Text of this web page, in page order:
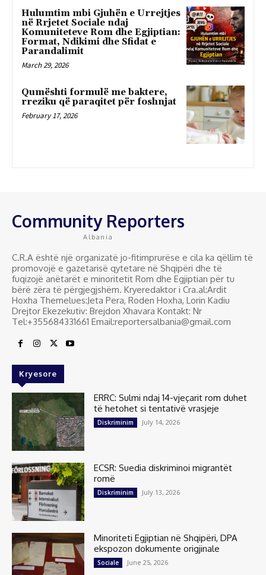
Hulumtim mbi Gjuhën e Urrejtjes
në Rrjetet Sociale ndaj
Komuniteteve Rom dhe Egjiptian:
Format, Ndikimi dhe Sfidat e
Parandalimit
March 29, 2026
Qumështi formulë me baktere,
rreziku që paraqitet për foshnjat
February 17, 2026
Community Reporters
Albania
C.R.A është një organizatë jo-fitimprurëse e cila ka qëllim të
promovojë e gazetarisë qytetare në Shqipëri dhe të
fuqizojë anëtarët e minoritetit Rom dhe Egjiptian për tu
bërë zëra të përgjegjshëm. Kryeredaktor i Cra.al:Ardit
Hoxha Themelues:Jeta Pera, Roden Hoxha, Lorin Kadiu
Drejtor Ekezekutiv: Brejdon Xhavara Kontakt: Nr
Tel:+355684331661 Email:reportersalbania@gmail.com
Kryesore
ERRC: Sulmi ndaj 14-vjeçarit rom duhet
të hetohet si tentativë vrasjeje
Diskriminim July 14, 2026
ECSR: Suedia diskriminoi migrantët
romë
Diskriminim July 13, 2026
Minoriteti Egjiptian në Shqipëri, DPA
ekspozon dokumente origjinale
Sociale June 25, 2026